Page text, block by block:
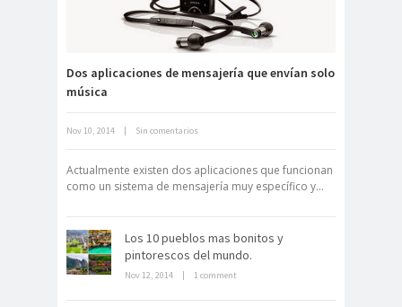
Archivo Getty, un tesoro bajo tierra
Dos aplicaciones de mensajería que envían solo
música
Nov 10, 2014 | Sin comentarios
Actualmente existen dos aplicaciones que funcionan
como un sistema de mensajería muy específico y...
Los 10 pueblos mas bonitos y
pintorescos del mundo.
Nov 12, 2014 | 1 comment